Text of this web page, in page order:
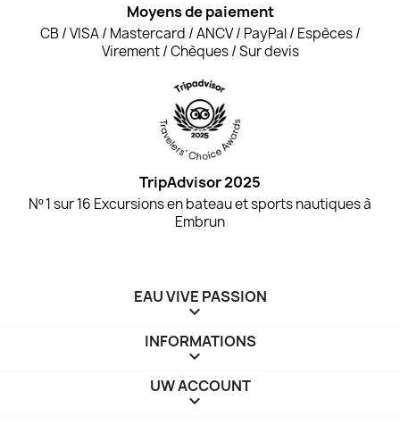
Moyens de paiement
CB / VISA / Mastercard / ANCV / PayPal / Espèces /
Virement / Chèques / Sur devis
TripAdvisor 2025
Nº 1 sur 16 Excursions en bateau et sports nautiques à
Embrun
EAU VIVE PASSION

INFORMATIONS

UW ACCOUNT
